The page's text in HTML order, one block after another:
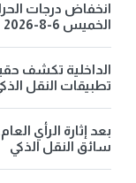
انخفاض درجات
الخميس 6-8-2026
الداخلية تكشف
تطبيقات النقل
بعد إثارة الرأي
سائق النقل الذكي